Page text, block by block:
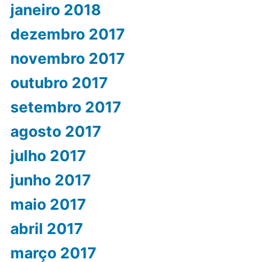
janeiro 2018
dezembro 2017
novembro 2017
outubro 2017
setembro 2017
agosto 2017
julho 2017
junho 2017
maio 2017
abril 2017
março 2017